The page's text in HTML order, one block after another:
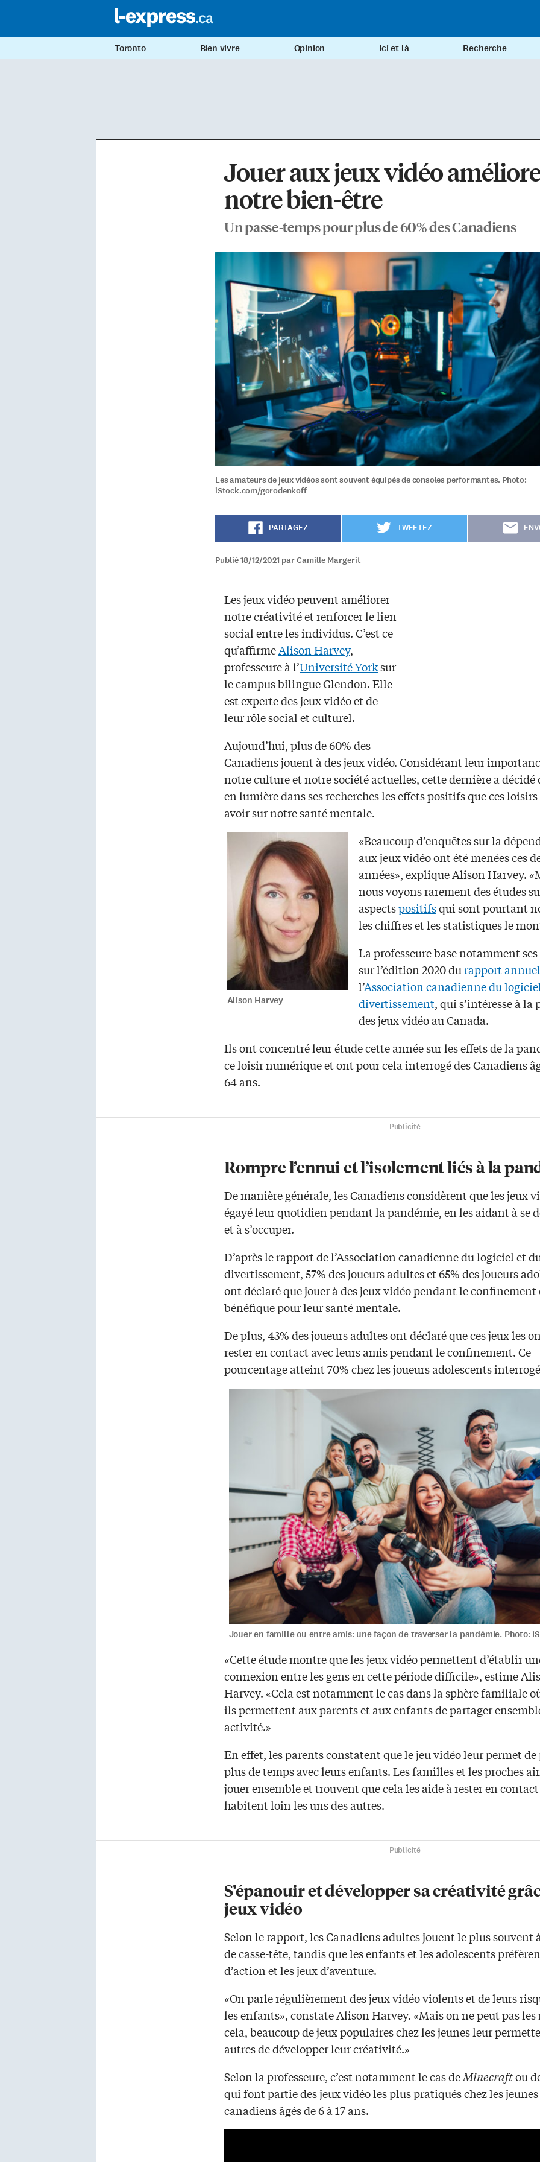
Toronto Bien vivre Opinion Ici et là Recherche
Jouer aux jeux vidéo
notre bien-être
Un passe-temps pour plus de 60% des Canadiens
Les amateurs de jeux vidéos sont souvent équipés de consoles performantes. Photo:
iStock.com/gorodenkoff
PARTAGEZ TWEETEZ
Publié 18/12/2021 par Camille Margerit
Les jeux vidéo peuvent améliorer
notre créativité et renforcer le lien
social entre les individus. C’est ce
qu’affirmeAlison Harvey,
professeure à l’Université Yorksur
le campus bilingue Glendon. Elle
est experte des jeux vidéo et de
leur rôle social et culturel.
Aujourd’hui, plus de 60% des
Canadiens jouent à des jeux vidéo. Considérant leur
notre culture et notre société actuelles, cette dernière a décidé
en lumière dans ses recherches les effets positifs que ces
avoir sur notre santé mentale.
Alison Harvey
«Beaucoup d’enquêtes sur la
aux jeux vidéo ont été menées ces
années», explique Alison Harvey.
nous voyons rarement des études
aspectspositifsqui sont pourtant
les chiffres et les statistiques le
La professeure base notamment
sur l’édition 2020 durapport annuel
l’Association canadienne du
divertissement, qui s’intéresse à la
des jeux vidéo au Canada.
Ils ont concentré leur étude cette année sur les effets de la
ce loisir numérique et ont pour cela interrogé des Canadiens
64 ans.
Publicité
Rompre l’ennui et l’isolement liés à la
De manière générale, les Canadiens considèrent que les jeux
égayé leur quotidien pendant la pandémie, en les aidant à se
et à s’occuper.
D’après le rapport de l’Association canadienne du logiciel et
divertissement, 57% des joueurs adultes et 65% des joueurs
ont déclaré que jouer à des jeux vidéo pendant le
bénéfique pour leur santé mentale.
De plus, 43% des joueurs adultes ont déclaré que ces jeux les
rester en contact avec leurs amis pendant le confinement. Ce
pourcentage atteint 70% chez les joueurs adolescents
Jouer en famille ou entre amis: une façon de traverser la pandémie. Photo:
«Cette étude montre que les jeux vidéo permettent d’établir
connexion entre les gens en cette période difficile», estime
Harvey. «Cela est notamment le cas dans la sphère familiale
ils permettent aux parents et aux enfants de partager
activité.»
En effet, les parents constatent que le jeu vidéo leur permet de
plus de temps avec leurs enfants. Les familles et les proches
jouer ensemble et trouvent que cela les aide à rester en contact
habitent loin les uns des autres.
Publicité
S’épanouir et développer sa créativité
jeux vidéo
Selon le rapport, les Canadiens adultes jouent le plus souvent
de casse-tête, tandis que les enfants et les adolescents
d’action et les jeux d’aventure.
«On parle régulièrement des jeux vidéo violents et de leurs
les enfants», constate Alison Harvey. «Mais on ne peut pas les
cela, beaucoup de jeux populaires chez les jeunes leur
autres de développer leur créativité.»
Selon la professeure, c’est notamment le cas deMinecraftou
qui font partie des jeux vidéo les plus pratiqués chez les jeunes
canadiens âgés de 6 à 17 ans.